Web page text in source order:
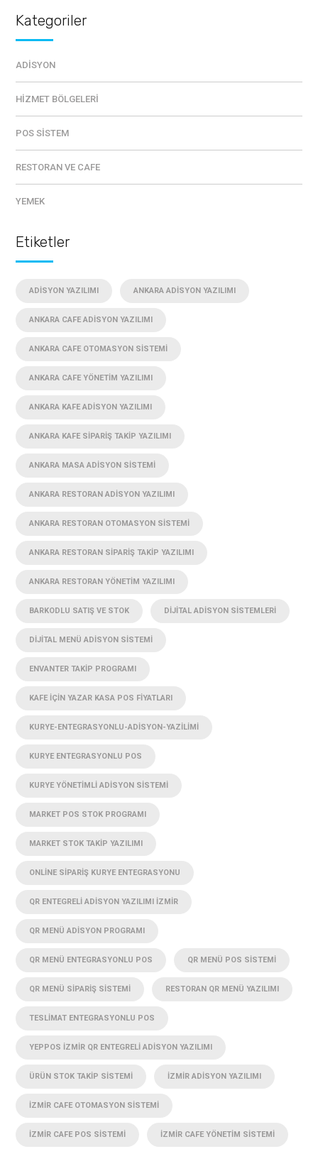
Kategoriler
ADISYON
HIZMET BÖLGELERI
POS SISTEM
RESTORAN VE CAFE
YEMEK
Etiketler
ADISYON YAZILIMI ANKARA ADISYON YAZILIMI
ANKARA CAFE ADISYON YAZILIMI
ANKARA CAFE OTOMASYON SISTEMI
ANKARA CAFE YÖNETIM YAZILIMI
ANKARA KAFE ADISYON YAZILIMI
ANKARA KAFE SIPARIŞ TAKIP YAZILIMI
ANKARA MASA ADISYON SISTEMI
ANKARA RESTORAN ADISYON YAZILIMI
ANKARA RESTORAN OTOMASYON SISTEMI
ANKARA RESTORAN SIPARIŞ TAKIP YAZILIMI
ANKARA RESTORAN YÖNETIM YAZILIMI
BARKODLU SATIŞ VE STOK DIJITAL ADISYON SISTEMLERI
DIJITAL MENÜ ADISYON SISTEMI
ENVANTER TAKIP PROGRAMI
KAFE IÇIN YAZAR KASA POS FIYATLARI
KURYE-ENTEGRASYONLU-ADISYON-YAZILIMI
KURYE ENTEGRASYONLU POS
KURYE YÖNETIMLI ADISYON SISTEMI
MARKET POS STOK PROGRAMI
MARKET STOK TAKIP YAZILIMI
ONLINE SIPARIŞ KURYE ENTEGRASYONU
QR ENTEGRELI ADISYON YAZILIMI İZMIR
QR MENÜ ADISYON PROGRAMI
QR MENÜ ENTEGRASYONLU POS QR MENÜ POS SISTEMI
QR MENÜ SIPARIŞ SISTEMI RESTORAN QR MENÜ YAZILIMI
TESLIMAT ENTEGRASYONLU POS
YEPPOS İZMIR QR ENTEGRELI ADISYON YAZILIMI
ÜRÜN STOK TAKIP SISTEMI İZMIR ADISYON YAZILIMI
İZMIR CAFE OTOMASYON SISTEMI
İZMIR CAFE POS SISTEMI İZMIR CAFE YÖNETIM SISTEMI